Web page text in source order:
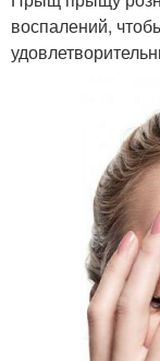
воспалений,